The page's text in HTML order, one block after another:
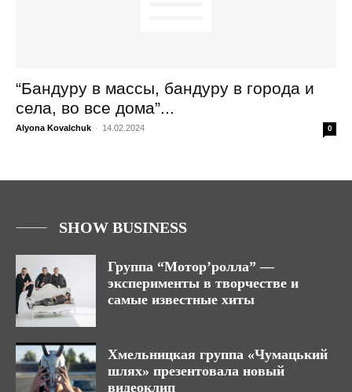
“Бандуру в массы, бандуру в города и
села, во все дома”...
Alyona Kovalchuk - 14.02.2024 0
SHOW BUSINESS
Группа “Мотор’ролла” —
эксперименты в творчестве и
самые известные хиты
Хмельницкая группа «Чумацький
шлях» презентовала новый
видеоклип